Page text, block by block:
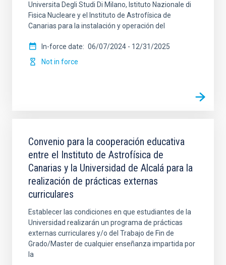
Universita Degli Studi Di Milano, Istituto Nazionale di
Fisica Nucleare y el Instituto de Astrofísica de
Canarias para la instalación y operación del
In-force date 06/07/2024 - 12/31/2025
Not in force
Convenio para la cooperación educativa
entre el Instituto de Astrofísica de
Canarias y la Universidad de Alcalá para la
realización de prácticas externas
curriculares
Establecer las condiciones en que estudiantes de la
Universidad realizarán un programa de prácticas
externas curriculares y/o del Trabajo de Fin de
Grado/Master de cualquier enseñanza impartida por
la